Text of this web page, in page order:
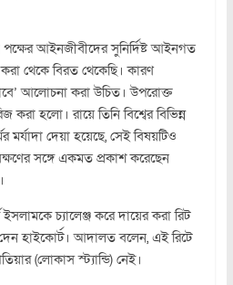
আইনজীবীদের সুনির্দিষ্ট আইনগত
থেকে বিরত থেকেছি। কারণ
আলোচনা করা উচিত। উপরোক্ত
হলো। রায়ে তিনি বিশ্বের বিভিন্ন
মর্যাদা দেয়া হয়েছে, সেই বিষয়টিও
সঙ্গে একমত প্রকাশ করেছেন
ইসলামকে চ্যালেঞ্জ করে দায়ের করা রিট
হাইকোর্ট। আদালত বলেন, এই রিটে
(লোকাস স্ট্যান্ডি) নেই।